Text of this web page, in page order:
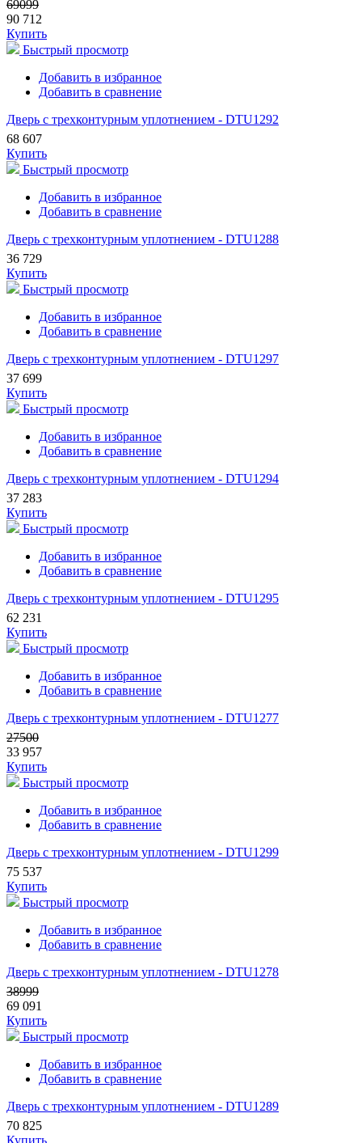
69099
90 712
Купить
Быстрый просмотр
Добавить в избранное
Добавить в сравнение
Дверь с трехконтурным уплотнением - DTU1292
68 607
Купить
Быстрый просмотр
Добавить в избранное
Добавить в сравнение
Дверь с трехконтурным уплотнением - DTU1288
36 729
Купить
Быстрый просмотр
Добавить в избранное
Добавить в сравнение
Дверь с трехконтурным уплотнением - DTU1297
37 699
Купить
Быстрый просмотр
Добавить в избранное
Добавить в сравнение
Дверь с трехконтурным уплотнением - DTU1294
37 283
Купить
Быстрый просмотр
Добавить в избранное
Добавить в сравнение
Дверь с трехконтурным уплотнением - DTU1295
62 231
Купить
Быстрый просмотр
Добавить в избранное
Добавить в сравнение
Дверь с трехконтурным уплотнением - DTU1277
27500
33 957
Купить
Быстрый просмотр
Добавить в избранное
Добавить в сравнение
Дверь с трехконтурным уплотнением - DTU1299
75 537
Купить
Быстрый просмотр
Добавить в избранное
Добавить в сравнение
Дверь с трехконтурным уплотнением - DTU1278
38999
69 091
Купить
Быстрый просмотр
Добавить в избранное
Добавить в сравнение
Дверь с трехконтурным уплотнением - DTU1289
70 825